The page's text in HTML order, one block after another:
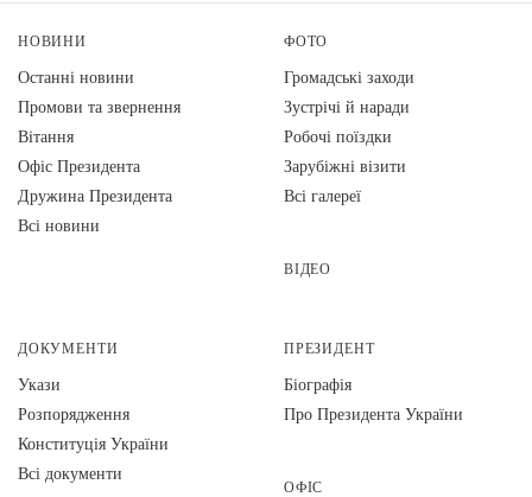
НОВИНИ
Останні новини
Промови та звернення
Вiтання
Офіс Президента
Дружина Президента
Всі новини
ФОТО
Громадські заходи
Зустрічі й наради
Робочі поїздки
Зарубіжні візити
Всі галереї
ВІДЕО
ДОКУМЕНТИ
Укази
Розпорядження
Конституція України
Всі документи
ПРЕЗИДЕНТ
Біографія
Про Президента України
ОФІС